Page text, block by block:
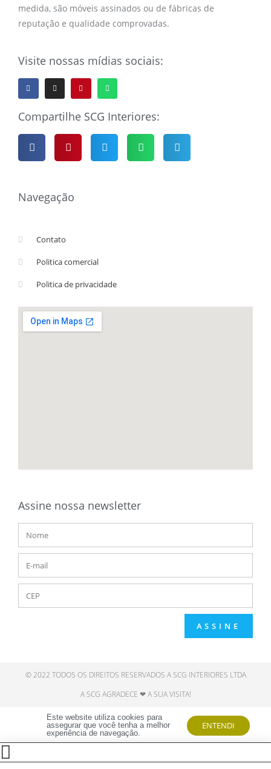
medida, são móveis assinados ou de fábricas de
reputação e qualidade comprovadas.
Visite nossas mídias sociais:
Compartilhe SCG Interiores:
Navegação
Contato
Politica comercial
Politica de privacidade
Assine nossa newsletter
ASSINE
© 2022 TODOS OS DIREITOS RESERVADOS A SCG INTERIORES LTDA
A SCG AGRADECE ❤ A SUA VISITA!
Este website utiliza cookies para
assegurar que você tenha a melhor
experiência de navegação.
ENTENDI